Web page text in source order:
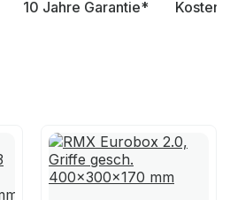
10 Jahre Garantie*